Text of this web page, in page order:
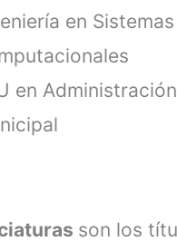
en Sistemas
en
son los